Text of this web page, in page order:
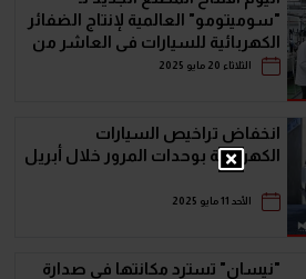
"سوميتومو" العالمية لإنتاج الضفائر
الكهربائية للسيارات فى العاشر من
رمضان
الثلاثاء 20 مايو 2025
انخفاض تراخيص السيارات
الكهربائية بوحدات المرور خلال أبريل
الأحد 11 مايو 2025
"نيسان" تسترد مكانتها في صدارة